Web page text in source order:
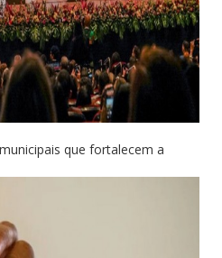
que fortalecem a